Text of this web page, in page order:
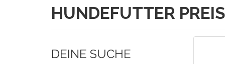
HUNDEFUTTER
DEINE SUCHE